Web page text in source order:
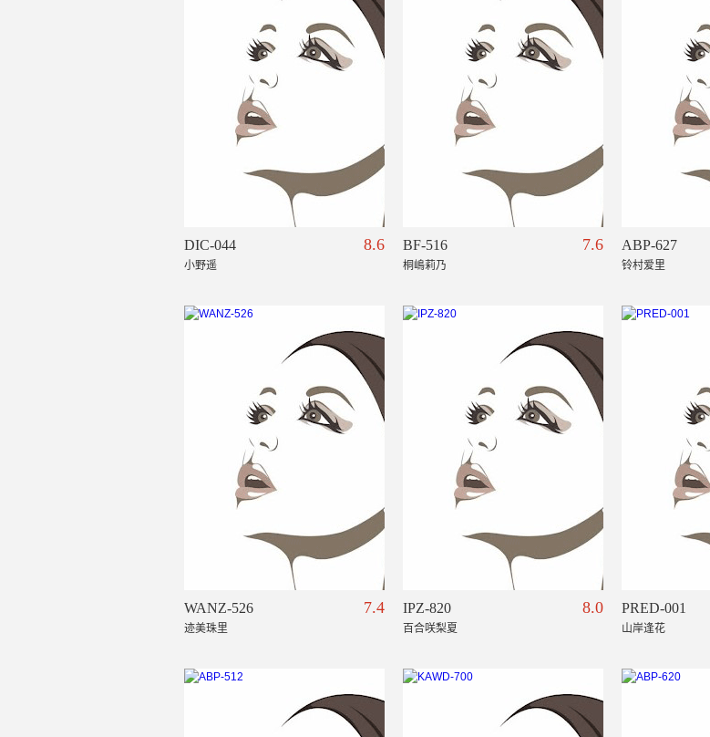
DIC-044 8.6
小野遥
BF-516 7.6
桐嶋莉乃
ABP-627
铃村爱里
WANZ-526 7.4
迹美珠里
IPZ-820 8.0
百合咲梨夏
PRED-001
山岸逢花